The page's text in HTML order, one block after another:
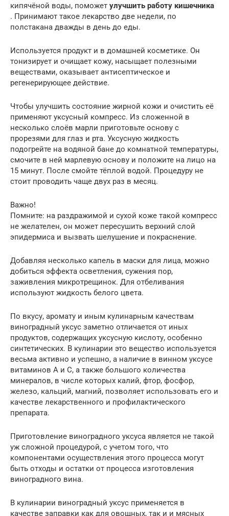
кипячёной воды, поможет улучшить работу кишечника
. Принимают такое лекарство две недели, по
полстакана дважды в день до еды.
Используется продукт и в домашней косметике. Он
тонизирует и очищает кожу, насыщает полезными
веществами, оказывает антисептическое и
регенерирующее действие.
Чтобы улучшить состояние жирной кожи и очистить её
применяют уксусный компресс. Из сложенной в
несколько слоёв марли приготовьте основу с
прорезями для глаз и рта. Уксусную жидкость
подогрейте на водяной бане до комнатной температуры,
смочите в ней марлевую основу и положите на лицо на
15 минут. После смойте тёплой водой. Процедуру не
стоит проводить чаще двух раз в месяц.
Важно!
Помните: на раздражимой и сухой коже такой компресс
не желателен, он может пересушить верхний слой
эпидермиса и вызвать шелушение и покраснение.
Добавляя несколько капель в маски для лица, можно
добиться эффекта осветления, сужения пор,
заживления микротрещинок. Для отбеливания
используют жидкость белого цвета.
По вкусу, аромату и иным кулинарным качествам
виноградный уксус заметно отличается от иных
продуктов, содержащих уксусную кислоту, особенно
синтетических. В кулинарии это вещество используется
весьма активно и успешно, а наличие в винном уксусе
витаминов А и С, а также большого количества
минералов, в числе которых калий, фтор, фосфор,
железо, кальций, магний, позволяет использовать его и
качестве лекарственного и профилактического
препарата.
Приготовление виноградного уксуса является не такой
уж сложной процедурой, с учетом того, что
компонентами осуществления этого процесса могут
быть отходы и остатки от процесса изготовления
виноградного вина.
В кулинарии виноградный уксус применяется в
качестве заправки как для овощных, так и и мясных